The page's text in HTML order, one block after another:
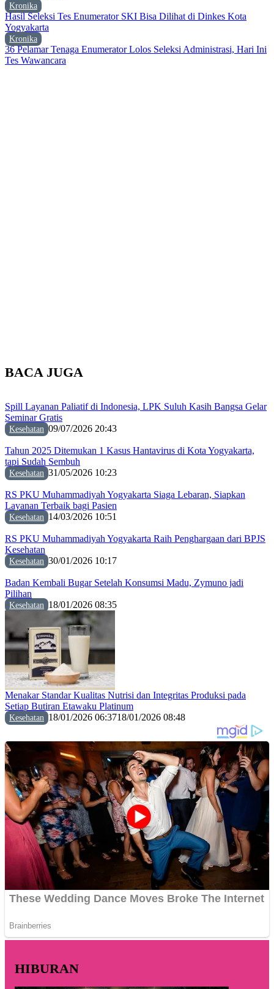
Kronika
Hasil Seleksi Tes Enumerator SKI Bisa Dilihat di Dinkes Kota
Yogyakarta
Kronika
36 Pelamar Tenaga Enumerator Lolos Seleksi Administrasi, Hari Ini
Tes Wawancara
BACA JUGA
Spill Layanan Paliatif di Indonesia, LPK Suluh Kasih Bangsa Gelar
Seminar Gratis
Kesehatan 09/07/2026 20:43
Tahun 2025 Ditemukan 1 Kasus Hantavirus di Kota Yogyakarta,
tapi Sudah Sembuh
Kesehatan 31/05/2026 10:23
RS PKU Muhammadiyah Yogyakarta Siaga Lebaran, Siapkan
Layanan Terbaik bagi Pasien
Kesehatan 14/03/2026 10:51
RS PKU Muhammadiyah Yogyakarta Raih Penghargaan dari BPJS
Kesehatan
Kesehatan 30/01/2026 10:17
Badan Kembali Bugar Setelah Konsumsi Madu, Zymuno jadi
Pilihan
Kesehatan 18/01/2026 08:35
Menakar Standar Kualitas Nutrisi dan Integritas Produksi pada
Setiap Butiran Etawaku Platinum
Kesehatan 18/01/2026 06:3718/01/2026 08:48
HIBURAN